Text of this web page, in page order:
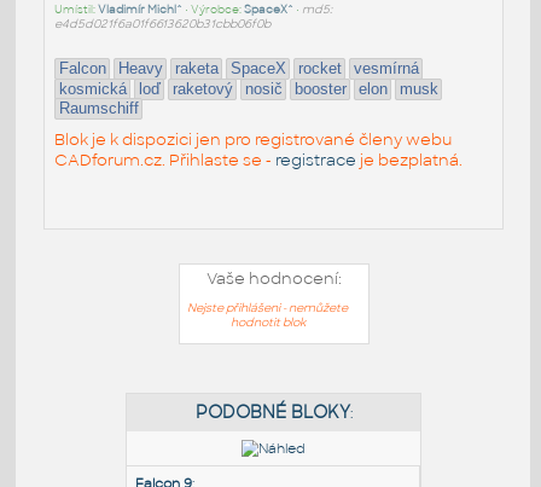
Umístil:Vladimír Michl^ • Výrobce:SpaceX^ • md5:
e4d5d021f6a01f6613620b31cbb06f0b
Falcon Heavy raketa SpaceX rocket
vesmírná
kosmická
loď raketový nosič booster elon
musk
Raumschiff
Blok je k dispozici jen pro registrované členy webu
CADforum.cz. Přihlaste se - registrace je bezplatná.
Vaše hodnocení:
Nejste přihlášeni - nemůžete
hodnotit blok